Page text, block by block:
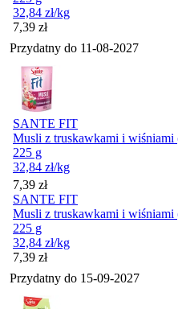
32,84 zł/kg
Cena
7,39 zł
Przydatny do 11-08-2027
SANTE FIT
Musli z truskawkami i wiśniami
225 g
32,84 zł/kg
Cena
7,39 zł
SANTE FIT
Musli z truskawkami i wiśniami
225 g
32,84 zł/kg
Cena
7,39 zł
Przydatny do 15-09-2027